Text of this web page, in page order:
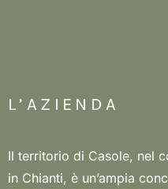
L’AZIENDA
Il territorio di Casole, nel
in Chianti, è un’ampia
uniche come profumi
Susanna Grassi, che da